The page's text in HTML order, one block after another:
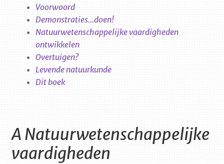
Voorwoord
Demonstraties…doen!
Natuurwetenschappelijke vaardigheden
ontwikkelen
Overtuigen?
Levende natuurkunde
Dit boek
A Natuurwetenschappelijke
vaardigheden